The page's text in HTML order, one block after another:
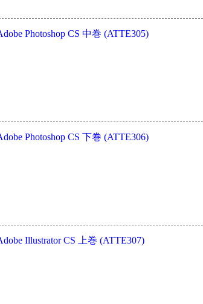
Photoshop CS 中巻 (ATTE305)
Photoshop CS 下巻 (ATTE306)
Illustrator CS 上巻 (ATTE307)